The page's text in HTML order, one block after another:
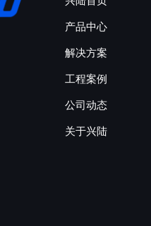
产品中心
解决方案
工程案例
公司动态
关于兴陆